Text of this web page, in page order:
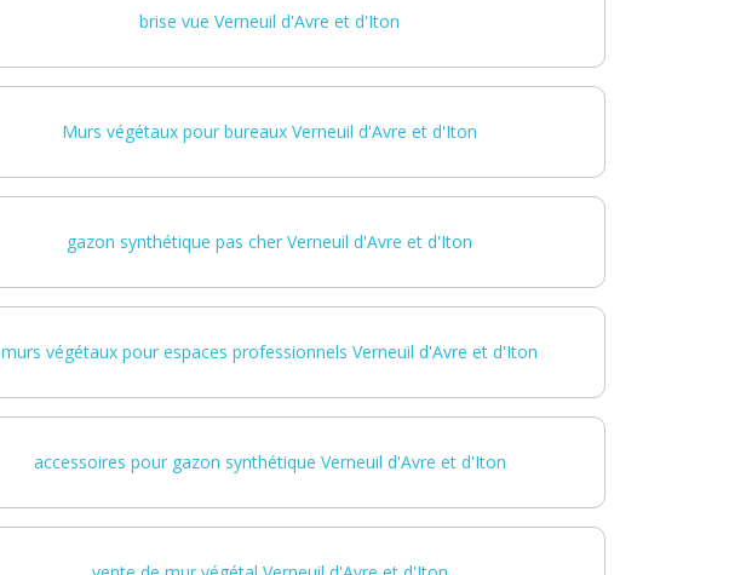
brise vue Verneuil d'Avre et d'Iton
Murs végétaux pour bureaux Verneuil d'Avre et d'Iton
gazon synthétique pas cher Verneuil d'Avre et d'Iton
murs végétaux pour espaces professionnels Verneuil d'Avre et d'Iton
accessoires pour gazon synthétique Verneuil d'Avre et d'Iton